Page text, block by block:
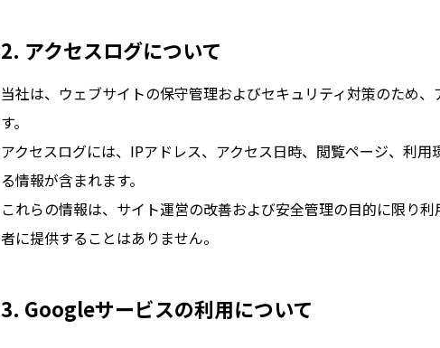
2. アクセスログについて
当社は、ウェブサイトの保守管理およびセキュリティ対策のため
す。
アクセスログには、IPアドレス、アクセス日時、閲覧ページ、利
る情報が含まれます。
これらの情報は、サイト運営の改善および安全管理の目的に限り
者に提供することはありません。
3. Googleサービスの利用について